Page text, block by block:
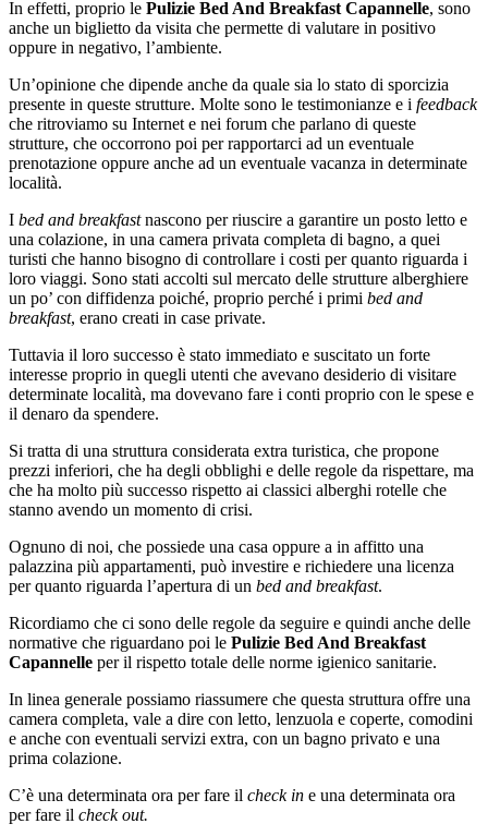
In effetti, proprio le Pulizie Bed And Breakfast Capannelle, sono
anche un biglietto da visita che permette di valutare in positivo
oppure in negativo, l’ambiente.
Un’opinione che dipende anche da quale sia lo stato di sporcizia
presente in queste strutture. Molte sono le testimonianze e i feedback
che ritroviamo su Internet e nei forum che parlano di queste
strutture, che occorrono poi per rapportarci ad un eventuale
prenotazione oppure anche ad un eventuale vacanza in determinate
località.
I bed and breakfastnascono per riuscire a garantire un posto letto e
una colazione, in una camera privata completa di bagno, a quei
turisti che hanno bisogno di controllare i costi per quanto riguarda i
loro viaggi. Sono stati accolti sul mercato delle strutture alberghiere
un po’ con diffidenza poiché, proprio perché i primi bed and
breakfast, erano creati in case private.
Tuttavia il loro successo è stato immediato e suscitato un forte
interesse proprio in quegli utenti che avevano desiderio di visitare
determinate località, ma dovevano fare i conti proprio con le spese e
il denaro da spendere.
Si tratta di una struttura considerata extra turistica, che propone
prezzi inferiori, che ha degli obblighi e delle regole da rispettare, ma
che ha molto più successo rispetto ai classici alberghi rotelle che
stanno avendo un momento di crisi.
Ognuno di noi, che possiede una casa oppure a in affitto una
palazzina più appartamenti, può investire e richiedere una licenza
per quanto riguarda l’apertura di un bed and breakfast.
Ricordiamo che ci sono delle regole da seguire e quindi anche delle
normative che riguardano poi le Pulizie Bed And Breakfast
Capannelle per il rispetto totale delle norme igienico sanitarie.
In linea generale possiamo riassumere che questa struttura offre una
camera completa, vale a dire con letto, lenzuola e coperte, comodini
e anche con eventuali servizi extra, con un bagno privato e una
prima colazione.
C’è una determinata ora per fare il check in e una determinata ora
per fare il check out.